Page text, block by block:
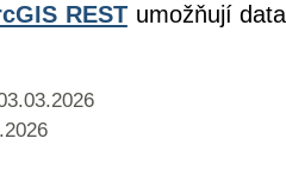
RESTumožňují